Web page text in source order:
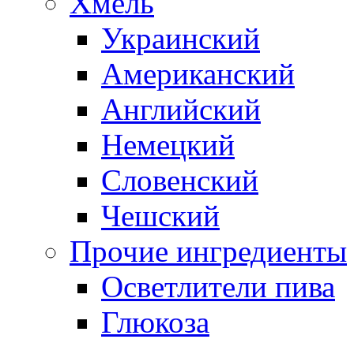
Украинский
Американский
Английский
Немецкий
Словенский
Чешский
Прочие ингредиенты
Осветлители пива
Глюкоза